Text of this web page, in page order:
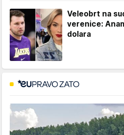
Veleobrt na
verenice:
dolara